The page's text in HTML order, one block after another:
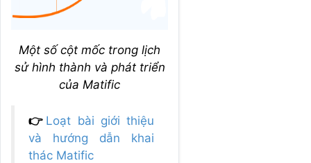
Một số cột mốc trong lịch
sử hình thành và phát triển
của Matific
👉 Loạt bài giới thiệu
và hướng dẫn khai
thác Matific